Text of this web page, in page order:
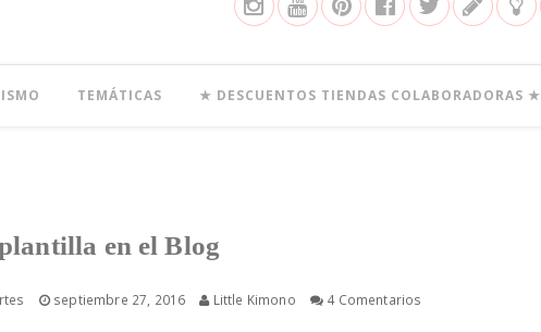
TEMÁTICAS ★ DESCUENTOS TIENDAS COLABORADORAS ★
en el Blog
septiembre 27, 2016 Little Kimono 4 Comentarios